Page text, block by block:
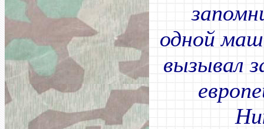
одной
вызывал